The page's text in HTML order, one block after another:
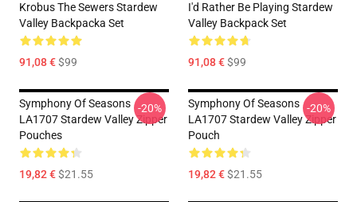
Krobus The Sewers Stardew
Valley Backpacka Set
91,08 €$99
I'd Rather Be Playing Stardew
Valley Backpack Set
91,08 €$99
Symphony Of Seasons
LA1707 Stardew Valley Zipper
Pouches
19,82 €$21.55
-20%
Symphony Of Seasons
LA1707 Stardew Valley Zipper
Pouch
19,82 €$21.55
-20%